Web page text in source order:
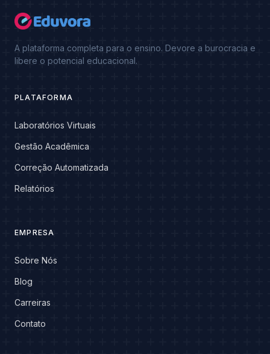
A plataforma completa para o ensino. Devore a burocracia e
libere o potencial educacional.
PLATAFORMA
Laboratórios Virtuais
Gestão Acadêmica
Correção Automatizada
Relatórios
EMPRESA
Sobre Nós
Blog
Carreiras
Contato